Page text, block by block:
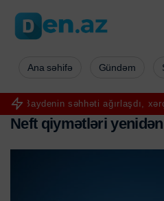
səhhəti ağırlaşdı, xərçəng
Ana səhifə Gündəm
Neft qiymətləri yenidən